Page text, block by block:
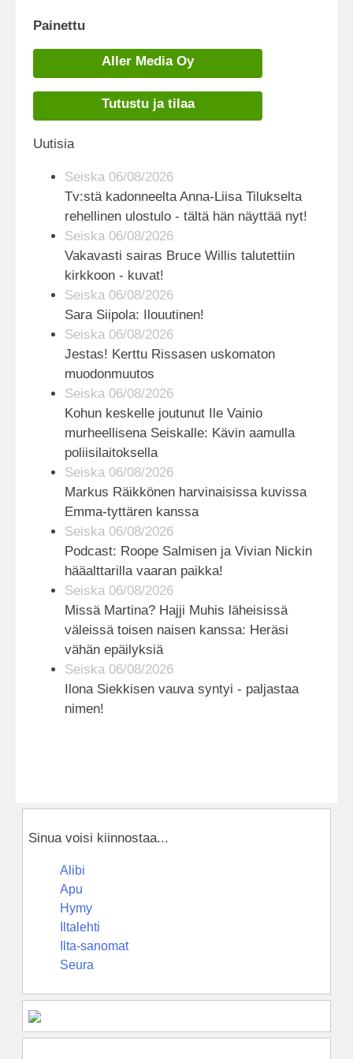
Painettu
Aller Media Oy
Tutustu ja tilaa
Uutisia
Seiska 06/08/2026
Tv:stä kadonneelta Anna-Liisa Tilukselta
rehellinen ulostulo - tältä hän näyttää nyt!
Seiska 06/08/2026
Vakavasti sairas Bruce Willis talutettiin
kirkkoon - kuvat!
Seiska 06/08/2026
Sara Siipola: Ilouutinen!
Seiska 06/08/2026
Jestas! Kerttu Rissasen uskomaton
muodonmuutos
Seiska 06/08/2026
Kohun keskelle joutunut Ile Vainio
murheellisena Seiskalle: Kävin aamulla
poliisilaitoksella
Seiska 06/08/2026
Markus Räikkönen harvinaisissa kuvissa
Emma-tyttären kanssa
Seiska 06/08/2026
Podcast: Roope Salmisen ja Vivian Nickin
hääalttarilla vaaran paikka!
Seiska 06/08/2026
Missä Martina? Hajji Muhis läheisissä
väleissä toisen naisen kanssa: Heräsi
vähän epäilyksiä
Seiska 06/08/2026
Ilona Siekkisen vauva syntyi - paljastaa
nimen!
Sinua voisi kiinnostaa...
Alibi
Apu
Hymy
Iltalehti
Ilta-sanomat
Seura